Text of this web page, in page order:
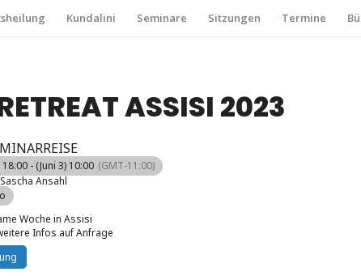
Kundalini Seminare Sitzungen Termine
ASSISI 2023
- (Juni 3) 10:00 (GMT-11:00)
Sascha Ansahl
Woche in Assisi
Infos auf Anfrage